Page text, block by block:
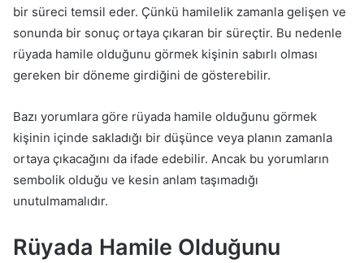
bir süreci temsil eder. Çünkü hamilelik zamanla gelişen ve
sonunda bir sonuç ortaya çıkaran bir süreçtir. Bu nedenle
rüyada hamile olduğunu görmek kişinin sabırlı olması
gereken bir döneme girdiğini de gösterebilir.
Bazı yorumlara göre rüyada hamile olduğunu görmek
kişinin içinde sakladığı bir düşünce veya planın zamanla
ortaya çıkacağını da ifade edebilir. Ancak bu yorumların
sembolik olduğu ve kesin anlam taşımadığı
unutulmamalıdır.
Rüyada Hamile Olduğunu